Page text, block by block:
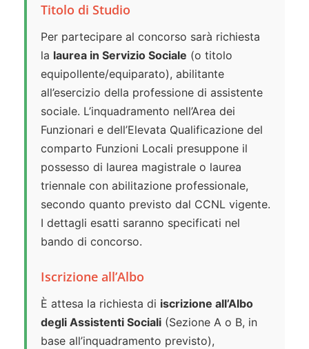
Titolo di Studio
Per partecipare al concorso sarà richiesta
la laurea in Servizio Sociale (o titolo
equipollente/equiparato), abilitante
all’esercizio della professione di assistente
sociale. L’inquadramento nell’Area dei
Funzionari e dell’Elevata Qualificazione del
comparto Funzioni Locali presuppone il
possesso di laurea magistrale o laurea
triennale con abilitazione professionale,
secondo quanto previsto dal CCNL vigente.
I dettagli esatti saranno specificati nel
bando di concorso.
Iscrizione all’Albo
È attesa la richiesta di iscrizione all’Albo
degli Assistenti Sociali (Sezione A o B, in
base all’inquadramento previsto),